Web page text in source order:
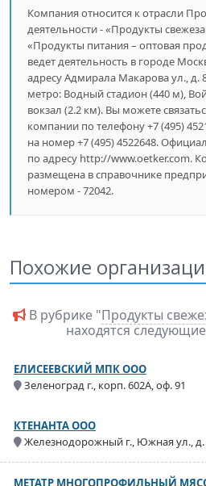
Компания относится к отрасли
деятельности - «Продукты
«Продукты питания – оптовая
ведет деятельность в городе
адресу Адмирала Макарова ул.,
метро: Водный стадион (440 м),
вокзал (2.2 км). Вы можете
компании по телефону +7 (495)
на номер +7 (495) 4522648.
по адресу http://www.oetker.com.
размещена в справочнике
номером - 72042.
Похожие
В рубрике "Продукты
находятся
ЕЛИСЕЕВСКИЙ МПК ООО
Зеленоград г., корп. 602А, оф. 91
КТЕНАНТА ООО
Железнодорожный г., Южная ул., д.
МЕТАТР МНОГОПРОФИЛЬНЫЙ